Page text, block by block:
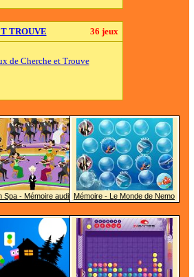
TROUVE 36 jeux
de Cherche et Trouve
Spa - Mémoire auditiveMémoire - Le Monde de Nemo